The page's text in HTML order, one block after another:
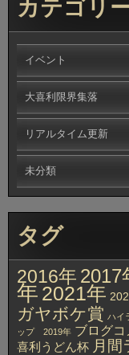
カテゴリ
イベント
大喜利限界集落
リアルタイム更新
未分類
タグ
2016年 2017
年 2021年
ガヤボケ賞 ハイ
ップ 2019年 ブログ
喜利うどん杯 月間